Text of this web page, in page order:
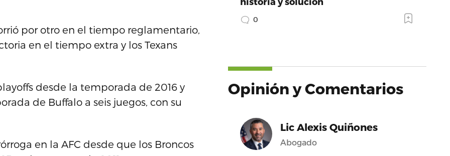
por otro en el tiempo reglamentario,
en el tiempo extra y los Texans
desde la temporada de 2016 y
de Buffalo a seis juegos, con su
en la AFC desde que los Broncos
0
Opinión y Comentarios
Lic Alexis Quiñones
Abogado